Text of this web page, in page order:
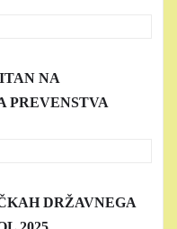
NA
PREVENSTVA
DRŽAVNEGA